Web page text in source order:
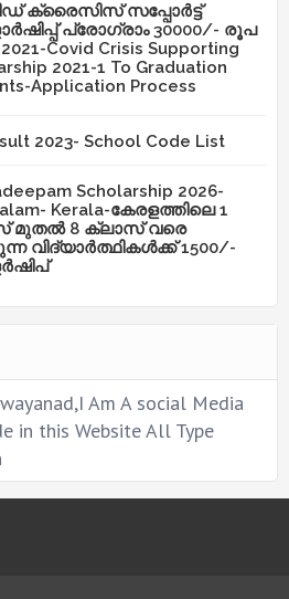
ക്രൈസിസ് സപ്പോർട്ട്
പ്രോഗ്രാം 30000/- രൂപ
,2021-Covid Crisis Supporting
2021-1 To Graduation
Application Process
2023- School Code List
Scholarship 2026-
Kerala-കേരളത്തിലെ 1
മുതൽ 8 ക്ലാസ് വരെ
വിദ്യാർത്ഥികൾക്ക് 1500/-
Am A social Media
in this Website All Type